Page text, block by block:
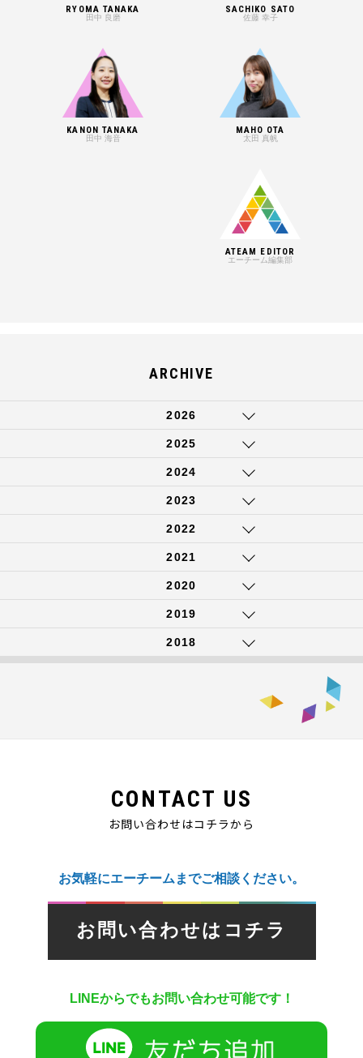
RYOMA TANAKA
田中 良磨
SACHIKO SATO
佐藤 幸子
KANON TANAKA
田中 海音
MAHO OTA
太田 真帆
ATEAM EDITOR
エーチーム編集部
ARCHIVE
2026
2025
2024
2023
2022
2021
2020
2019
2018
CONTACT US
お問い合わせはコチラから
お気軽にエーチームまでご相談ください。
お問い合わせはコチラ
LINEからでもお問い合わせ可能です！